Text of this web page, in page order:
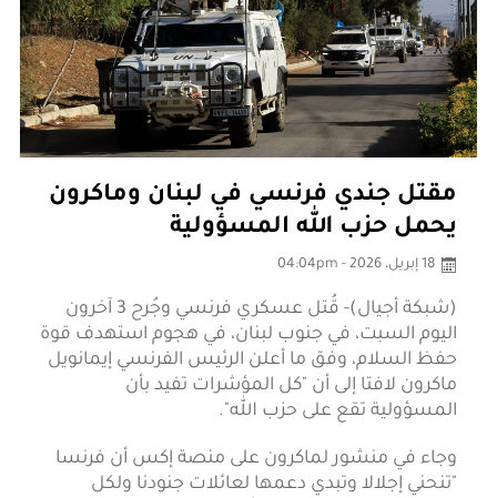
مقتل جندي فرنسي في لبنان وماكرون
يحمل حزب الله المسؤولية
18 إبريل، 2026 - 04:04pm
(شبكة أجيال)- قُتل عسكري فرنسي وجُرح 3 آخرون
اليوم السبت، في جنوب لبنان، في هجوم استهدف قوة
حفظ السلام، وفق ما أعلن الرئيس الفرنسي إيمانويل
ماكرون لافتا إلى أن "كل المؤشرات تفيد بأن
المسؤولية تقع على حزب الله".
وجاء في منشور لماكرون على منصة إكس أن فرنسا
"تنحني إجلالا وتبدي دعمها لعائلات جنودنا ولكل